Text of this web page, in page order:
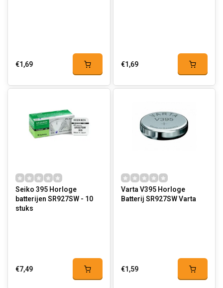
€1,69 €1,69
Seiko 395 Horloge
batterijen SR927SW - 10
stuks
€7,49
Varta V395 Horloge
Batterij SR927SW Varta
€1,59